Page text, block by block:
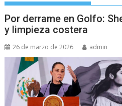
Por derrame en Golfo:
y limpieza costera
26 de marzo de 2026 admin